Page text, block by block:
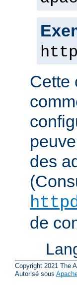
Cette
des
de
Copyright 2021 The
Autorisé sous